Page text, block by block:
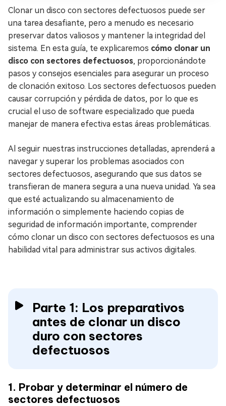
Clonar un disco con sectores defectuosos puede ser
una tarea desafiante, pero a menudo es necesario
preservar datos valiosos y mantener la integridad del
sistema. En esta guía, te explicaremos cómo clonar un
disco con sectores defectuosos, proporcionándote
pasos y consejos esenciales para asegurar un proceso
de clonación exitoso. Los sectores defectuosos pueden
causar corrupción y pérdida de datos, por lo que es
crucial el uso de software especializado que pueda
manejar de manera efectiva estas áreas problemáticas.
Al seguir nuestras instrucciones detalladas, aprenderá a
navegar y superar los problemas asociados con
sectores defectuosos, asegurando que sus datos se
transfieran de manera segura a una nueva unidad. Ya sea
que esté actualizando su almacenamiento de
información o simplemente haciendo copias de
seguridad de información importante, comprender
cómo clonar un disco con sectores defectuosos es una
habilidad vital para administrar sus activos digitales.
Parte 1: Los preparativos
antes de clonar un disco
duro con sectores
defectuosos
1. Probar y determinar el número de
sectores defectuosos